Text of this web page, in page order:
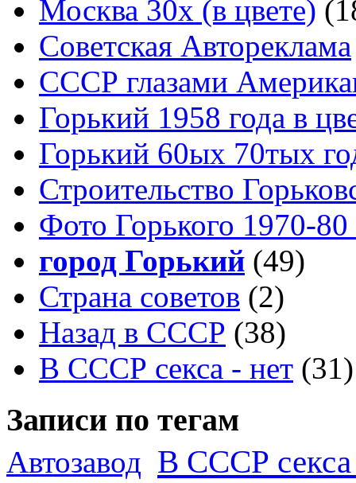
Москва 30x (в цвете)
Советская Автореклама
СССР глазами
Горький 1958 года в
Горький 60ых 70тых
Строительство
Фото Горького 1970-80
город Горький (49)
Страна советов (2)
Назад в СССР (38)
В СССР секса - нет (31)
Записи по тегам
Автозавод В СССР секса